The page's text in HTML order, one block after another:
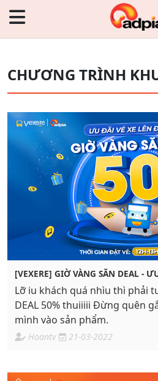
CHƯƠNG TRÌNH
[VEXERE] GIỜ VÀNG SĂN DEAL -
Lỡ iu khách quá nhìu thì phải
DEAL 50% thuiiiii Đừng quên
mình vào sản phẩm.
Hoantv 21-03-2022